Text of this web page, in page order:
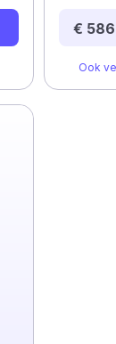
€
Ook